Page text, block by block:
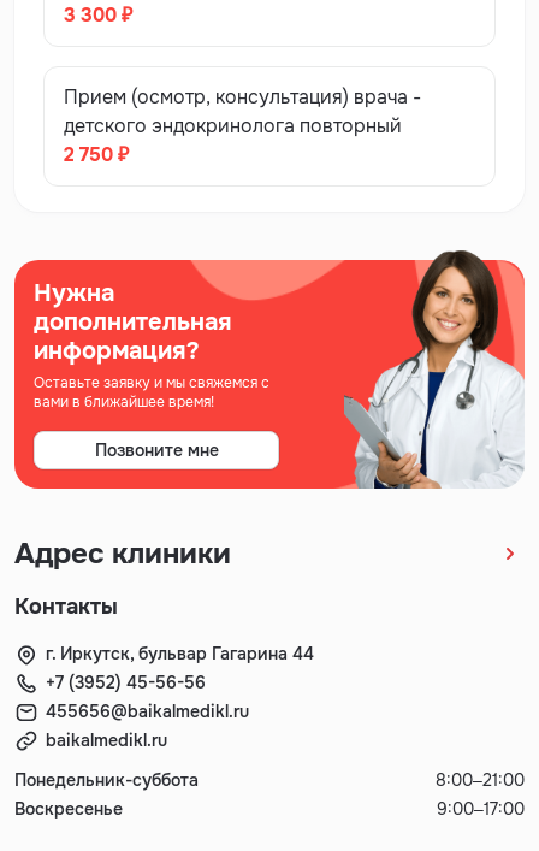
3 300 ₽
Прием (осмотр, консультация) врача -
детского эндокринолога повторный
2 750 ₽
Нужна
дополнительная
информация?
Оставьте заявку и мы свяжемся с
вами в ближайшее время!
Позвоните мне
Адрес клиники
Контакты
г. Иркутск, бульвар Гагарина 44
+7 (3952) 45-56-56
455656@baikalmedikl.ru
baikalmedikl.ru
Понедельник-суббота
8:00–21:00
Воскресенье
9:00–17:00